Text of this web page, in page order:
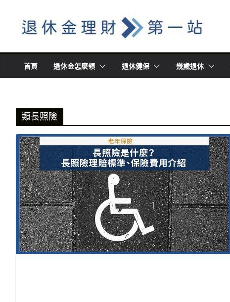
content
首頁 退休金怎麼領 退休健保 幾歲退休
類長照險